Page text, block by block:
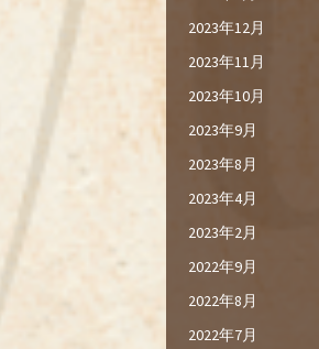
2023年12月
2023年11月
2023年10月
2023年9月
2023年8月
2023年4月
2023年2月
2022年9月
2022年8月
2022年7月